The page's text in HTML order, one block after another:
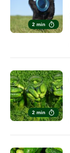
2 min
2 min